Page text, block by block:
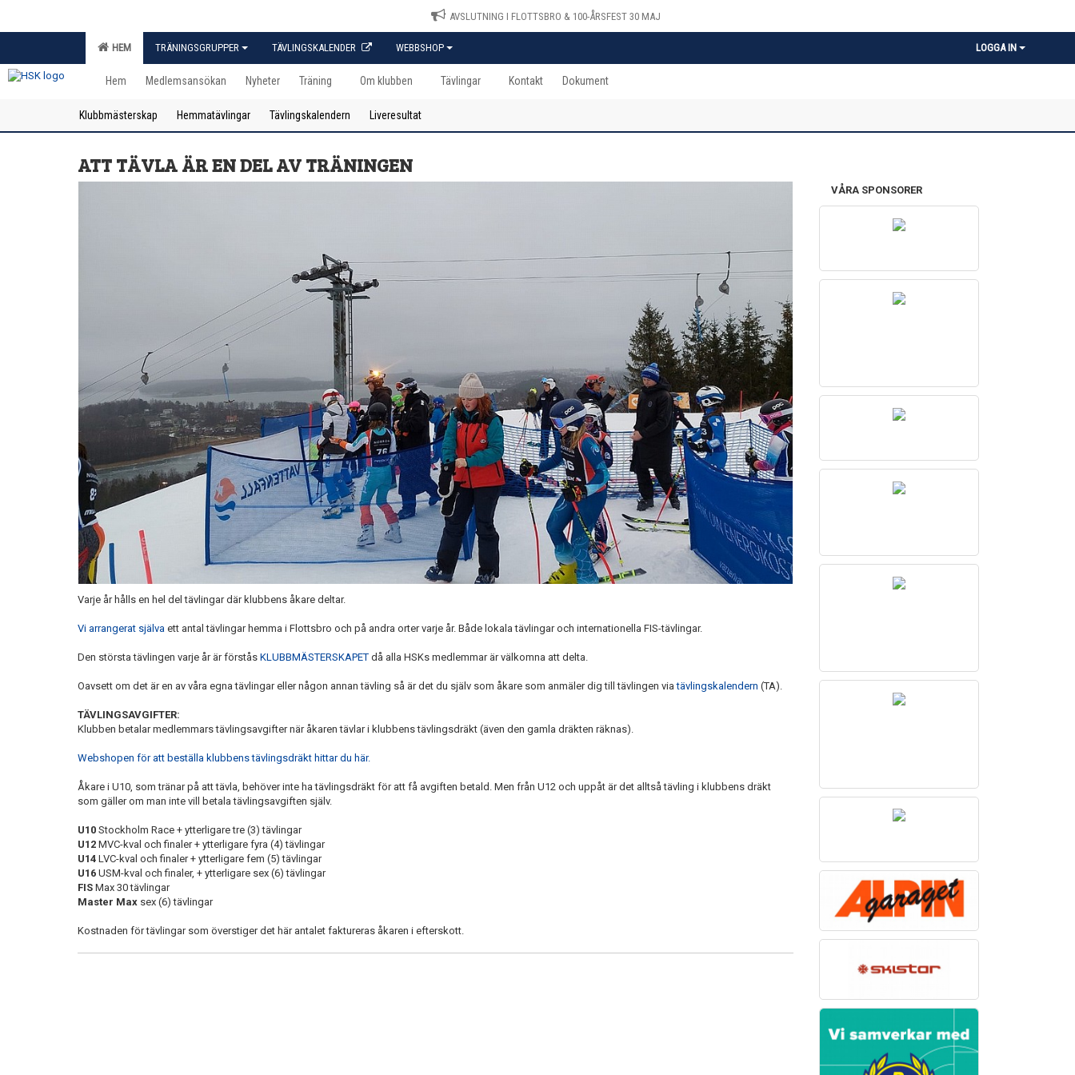
AVSLUTNING I FLOTTSBRO & 100-ÅRSFEST 30 MAJ
HEM TRÄNINGSGRUPPER TÄVLINGSKALENDER WEBBSHOP LOGGA IN
Hem Medlemsansökan Nyheter Träning Om klubben Tävlingar Kontakt Dokument
Klubbmästerskap Hemmatävlingar Tävlingskalendern Liveresultat
ATT TÄVLA ÄR EN DEL AV TRÄNINGEN
Varje år hålls en hel del tävlingar där klubbens åkare deltar.
Vi arrangerat själva ett antal tävlingar hemma i Flottsbro och på andra orter varje år. Både lokala tävlingar och internationella FIS-tävlingar.
Den största tävlingen varje år är förstås KLUBBMÄSTERSKAPET då alla HSKs medlemmar är välkomna att delta.
Oavsett om det är en av våra egna tävlingar eller någon annan tävling så är det du själv som åkare som anmäler dig till tävlingen viatävlingskalendern (TA).
TÄVLINGSAVGIFTER:
Klubben betalar medlemmars tävlingsavgifter när åkaren tävlar i klubbens tävlingsdräkt (även den gamla dräkten räknas).
Webshopen för att beställa klubbens tävlingsdräkt hittar du här.
Åkare i U10, som tränar på att tävla, behöver inte ha tävlingsdräkt för att få avgiften betald. Men från U12 och uppåt är det alltså tävling i klubbens dräkt
som gäller om man inte vill betala tävlingsavgiften själv.
U10 Stockholm Race + ytterligare tre (3) tävlingar
U12 MVC-kval och finaler + ytterligare fyra (4) tävlingar
U14 LVC-kval och finaler + ytterligare fem (5) tävlingar
U16 USM-kval och finaler, + ytterligare sex (6) tävlingar
FIS Max 30 tävlingar
Master Max sex (6) tävlingar
Kostnaden för tävlingar som överstiger det här antalet faktureras åkaren i efterskott.
VÅRA SPONSORER